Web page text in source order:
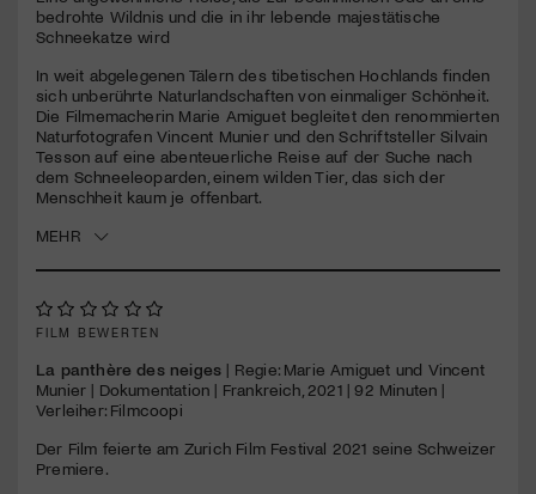
seconds
bedrohte Wildnis und die in ihr lebende majestätische
Schneekatze wird
In weit abgelegenen Tälern des tibetischen Hochlands finden
sich unberührte Naturlandschaften von einmaliger Schönheit.
Die Filmemacherin Marie Amiguet begleitet den renommierten
Naturfotografen Vincent Munier und den Schriftsteller Silvain
Tesson auf eine abenteuerliche Reise auf der Suche nach
dem Schneeleoparden, einem wilden Tier, das sich der
Menschheit kaum je offenbart.
MEHR
FILM BEWERTEN
La panthère des neiges | Regie: Marie Amiguet und Vincent
Munier | Dokumentation | Frankreich, 2021 | 92 Minuten |
Verleiher: Filmcoopi
Der Film feierte am Zurich Film Festival 2021 seine Schweizer
Premiere.